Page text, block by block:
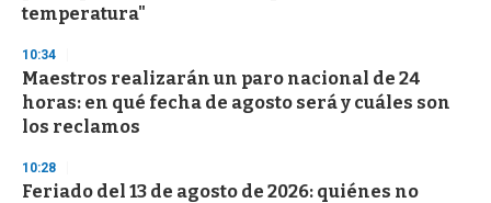
3
s
e
c
o
n
temperatura"
10:34
Maestros realizarán un paro nacional de 24
horas: en qué fecha de agosto será y cuáles son
los reclamos
10:28
Feriado del 13 de agosto de 2026: quiénes no